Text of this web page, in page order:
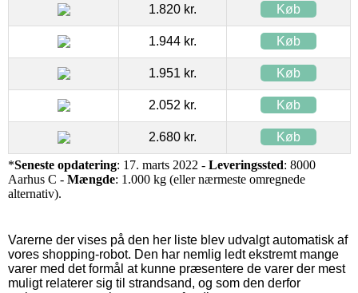
1.820 kr. Køb
1.944 kr. Køb
1.951 kr. Køb
2.052 kr. Køb
2.680 kr. Køb
*Seneste opdatering: 17. marts 2022 - Leveringssted: 8000
Aarhus C - Mængde: 1.000 kg (eller nærmeste omregnede
alternativ).
Varerne der vises på den her liste blev udvalgt automatisk af
vores shopping-robot. Den har nemlig ledt ekstremt mange
varer med det formål at kunne præsentere de varer der mest
muligt relaterer sig til strandsand, og som den derfor